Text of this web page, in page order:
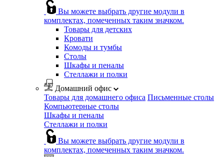
Вы можете выбрать другие модули в
комплектах, помеченных таким значком.
Товары для детских
Кровати
Комоды и тумбы
Столы
Шкафы и пеналы
Стеллажи и полки
Домашний офис
Товары для домашнего офиса Письменные столы
Компьютерные столы
Шкафы и пеналы
Стеллажи и полки
Вы можете выбрать другие модули в
комплектах, помеченных таким значком.